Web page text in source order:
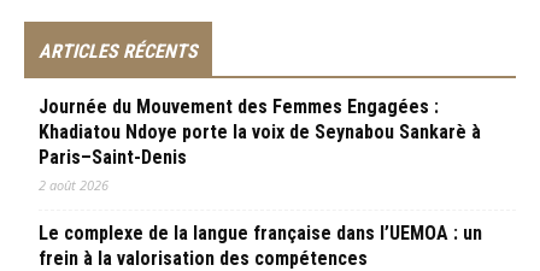
ARTICLES RÉCENTS
Journée du Mouvement des Femmes Engagées :
Khadiatou Ndoye porte la voix de Seynabou Sankarè à
Paris–Saint-Denis
2 août 2026
Le complexe de la langue française dans l’UEMOA : un
frein à la valorisation des compétences